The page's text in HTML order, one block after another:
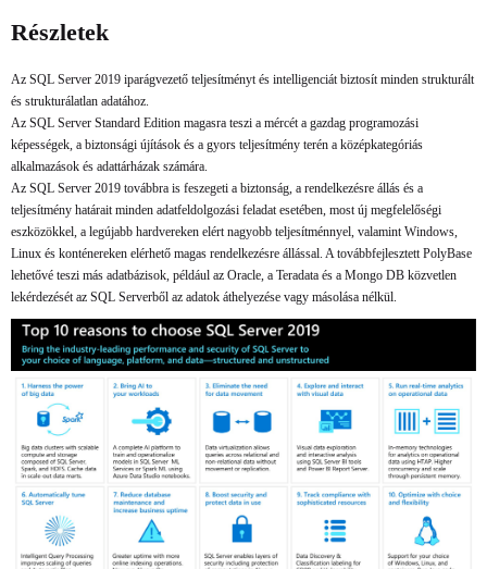
Részletek
Az SQL Server 2019 iparágvezető teljesítményt és intelligenciát biztosít minden strukturált
és strukturálatlan adatához.
Az SQL Server Standard Edition magasra teszi a mércét a gazdag programozási
képességek, a biztonsági újítások és a gyors teljesítmény terén a középkategóriás
alkalmazások és adattárházak számára.
Az SQL Server 2019 továbbra is feszegeti a biztonság, a rendelkezésre állás és a
teljesítmény határait minden adatfeldolgozási feladat esetében, most új megfelelőségi
eszközökkel, a legújabb hardvereken elért nagyobb teljesítménnyel, valamint Windows,
Linux és konténereken elérhető magas rendelkezésre állással. A továbbfejlesztett PolyBase
lehetővé teszi más adatbázisok, például az Oracle, a Teradata és a Mongo DB közvetlen
lekérdezését az SQL Serverből az adatok áthelyezése vagy másolása nélkül.